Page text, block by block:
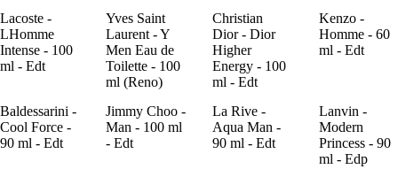
Lacoste -
LHomme
Intense - 100
ml - Edt
Yves Saint
Laurent - Y
Men Eau de
Toilette - 100
ml (Reno)
Christian
Dior - Dior
Higher
Energy - 100
ml - Edt
Kenzo -
Homme - 60
ml - Edt
Baldessarini -
Cool Force -
90 ml - Edt
Jimmy Choo -
Man - 100 ml
- Edt
La Rive -
Aqua Man -
90 ml - Edt
Lanvin -
Modern
Princess - 90
ml - Edp